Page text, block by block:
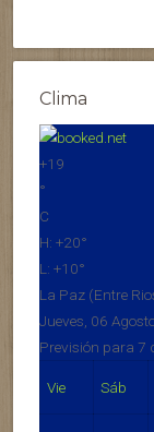
Clima
+19
°
C
H: +20°
L: +10°
La Paz (Entre
Jueves, 06
Previsión para 7
Vie Sáb